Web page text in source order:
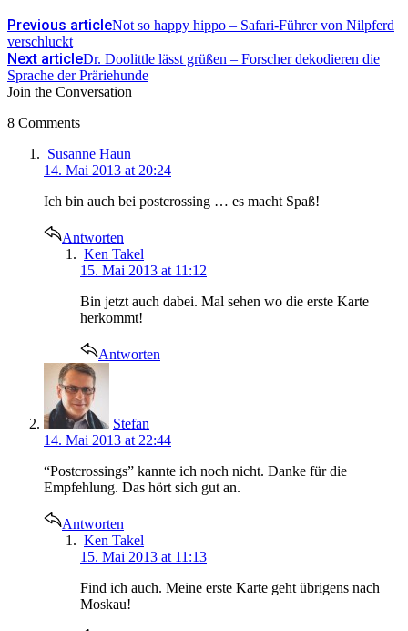
Previous articleNot so happy hippo – Safari-Führer von Nilpferd
verschluckt
Next articleDr. Doolittle lässt grüßen – Forscher dekodieren die
Sprache der Präriehunde
Join the Conversation
8 Comments
says:
Susanne Haun
14. Mai 2013 at 20:24
Ich bin auch bei postcrossing … es macht Spaß!
Antworten
says:
Ken Takel
15. Mai 2013 at 11:12
Bin jetzt auch dabei. Mal sehen wo die erste Karte
herkommt!
Antworten
Stefan
14. Mai 2013 at 22:44
“Postcrossings” kannte ich noch nicht. Danke für die
Empfehlung. Das hört sich gut an.
Antworten
says:
Ken Takel
15. Mai 2013 at 11:13
Find ich auch. Meine erste Karte geht übrigens nach
Moskau!